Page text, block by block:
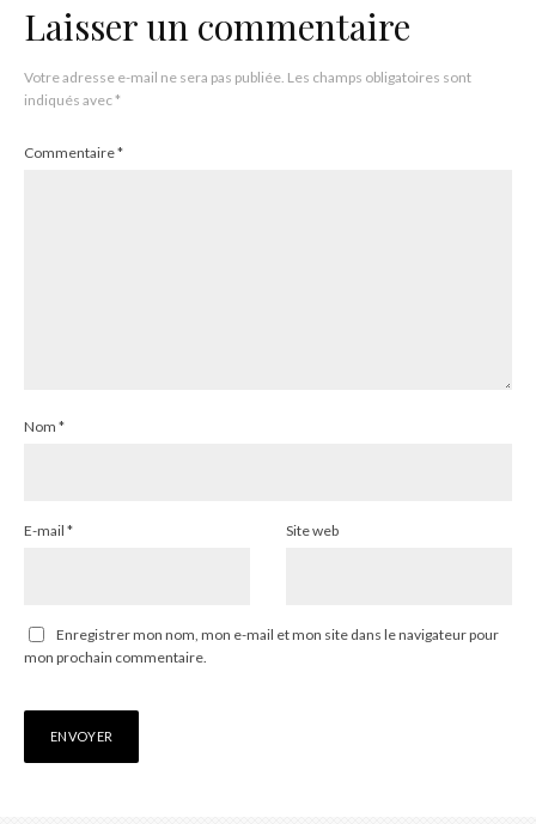
Laisser un commentaire
Votre adresse e-mail ne sera pas publiée. Les champs obligatoires sont
indiqués avec*
Commentaire*
Nom *
E-mail * Site web
Enregistrer mon nom, mon e-mail et mon site dans le navigateur pour
mon prochain commentaire.